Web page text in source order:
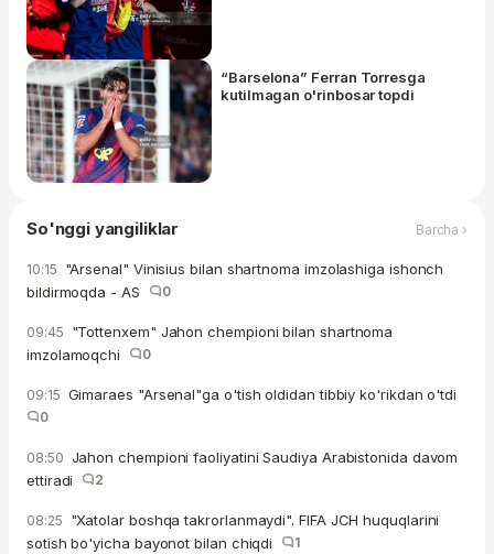
“Barselona” Ferran Torresga
kutilmagan o'rinbosar topdi
So'nggi yangiliklar Barcha ›
10:15 "Arsenal" Vinisius bilan shartnoma imzolashiga ishonch
bildirmoqda - AS
0
09:45 "Tottenxem" Jahon chempioni bilan shartnoma
imzolamoqchi
0
09:15 Gimaraes "Arsenal"ga o'tish oldidan tibbiy ko'rikdan o'tdi
0
08:50 Jahon chempioni faoliyatini Saudiya Arabistonida davom
ettiradi
2
08:25 "Xatolar boshqa takrorlanmaydi". FIFA JCH huquqlarini
sotish bo'yicha bayonot bilan chiqdi
1